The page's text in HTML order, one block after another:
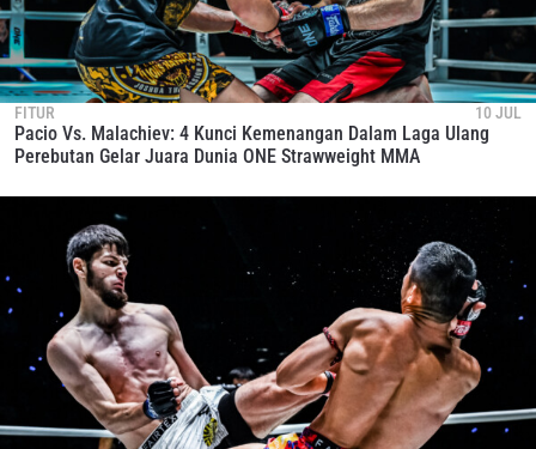
FITUR 10 JUL
Pacio Vs. Malachiev: 4 Kunci Kemenangan Dalam Laga Ulang
Perebutan Gelar Juara Dunia ONE Strawweight MMA